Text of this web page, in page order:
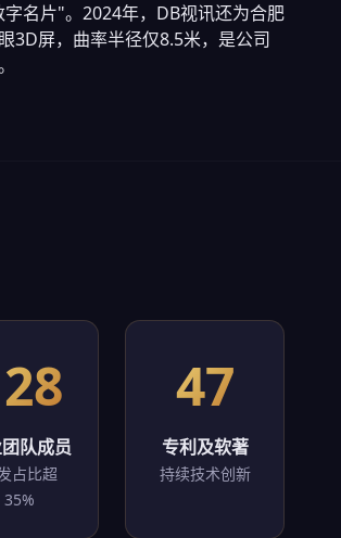
名片"。2024年，DB视讯还为合肥
3D屏，曲率半径仅8.5米，是公司
队成员
占比超
35%
47
专利及软著
持续技术创新